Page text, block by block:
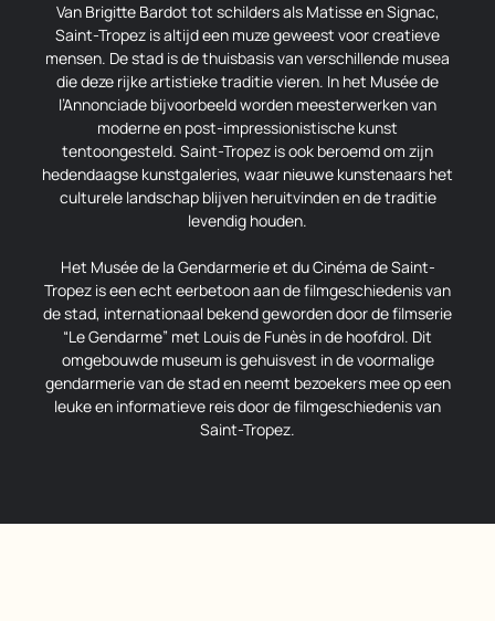
Van Brigitte Bardot tot schilders als Matisse en Signac,
Saint-Tropez is altijd een muze geweest voor creatieve
mensen. De stad is de thuisbasis van verschillende musea
die deze rijke artistieke traditie vieren. In het Musée de
l’Annonciade bijvoorbeeld worden meesterwerken van
moderne en post-impressionistische kunst
tentoongesteld. Saint-Tropez is ook beroemd om zijn
hedendaagse kunstgaleries, waar nieuwe kunstenaars het
culturele landschap blijven heruitvinden en de traditie
levendig houden.
Het Musée de la Gendarmerie et du Cinéma de Saint-
Tropez is een echt eerbetoon aan de filmgeschiedenis van
de stad, internationaal bekend geworden door de filmserie
“Le Gendarme” met Louis de Funès in de hoofdrol. Dit
omgebouwde museum is gehuisvest in de voormalige
gendarmerie van de stad en neemt bezoekers mee op een
leuke en informatieve reis door de filmgeschiedenis van
Saint-Tropez.